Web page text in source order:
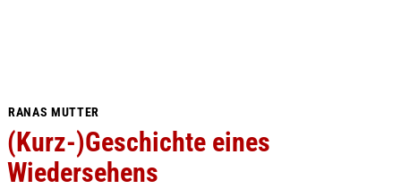
RANAS MUTTER
(Kurz-)Geschichte eines
Wiedersehens